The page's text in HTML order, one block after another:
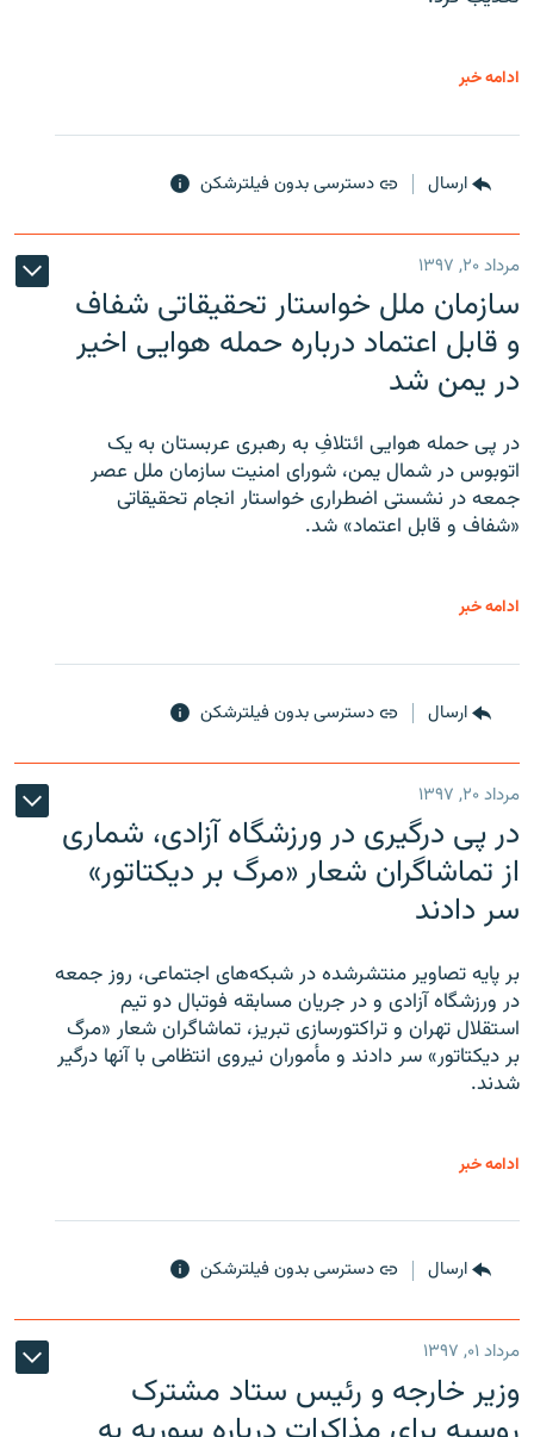
ادامه خبر
ارسال دسترسی بدون فیلترشکن
مرداد ۲۰, ۱۳۹۷
سازمان ملل خواستار تحقیقاتی شفاف
و قابل اعتماد درباره حمله هوایی اخیر
در یمن شد
در پی حمله هوایی ائتلافِ به رهبری عربستان به یک
اتوبوس در شمال یمن، شورای امنیت سازمان ملل عصر
جمعه در نشستی اضطراری خواستار انجام تحقیقاتی
«شفاف و قابل اعتماد» شد.
ادامه خبر
ارسال دسترسی بدون فیلترشکن
مرداد ۲۰, ۱۳۹۷
در پی درگیری در ورزشگاه آزادی، شماری
از تماشاگران شعار «مرگ بر دیکتاتور»
سر دادند
بر پایه تصاویر منتشرشده در شبکه‌های اجتماعی، روز جمعه
در ورزشگاه آزادی و در جریان مسابقه فوتبال دو تیم
استقلال تهران و تراکتورسازی تبریز، تماشاگران شعار «مرگ
بر دیکتاتور» سر دادند و مأموران نیروی انتظامی با آنها درگیر
شدند.
ادامه خبر
ارسال دسترسی بدون فیلترشکن
مرداد ۰۱, ۱۳۹۷
وزیر خارجه و رئیس‌ ستاد مشترک